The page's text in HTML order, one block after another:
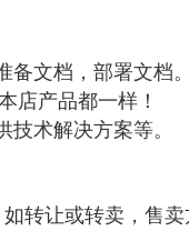
备文档，部署文档
店产品都一样！
术解决方案等。
转让或转卖，售